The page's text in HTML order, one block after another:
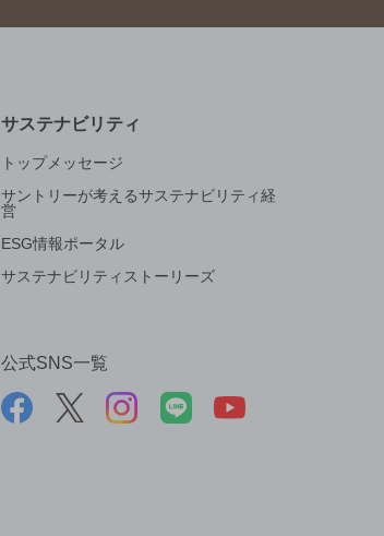
サステナビリティ
トップメッセージ
サントリーが考えるサステナビリティ経
営
ESG情報ポータル
サステナビリティストーリーズ
公式SNS一覧